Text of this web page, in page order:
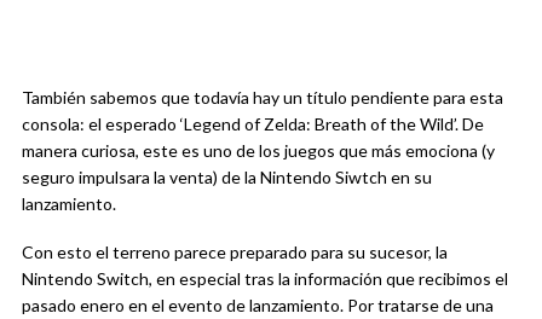
También sabemos que todavía hay un título pendiente para esta
consola: el esperado ‘Legend of Zelda: Breath of the Wild’. De
manera curiosa, este es uno de los juegos que más emociona (y
seguro impulsara la venta) de la Nintendo Siwtch en su
lanzamiento.
Con esto el terreno parece preparado para su sucesor, la
Nintendo Switch, en especial tras la información que recibimos el
pasado enero en el evento de lanzamiento. Por tratarse de una